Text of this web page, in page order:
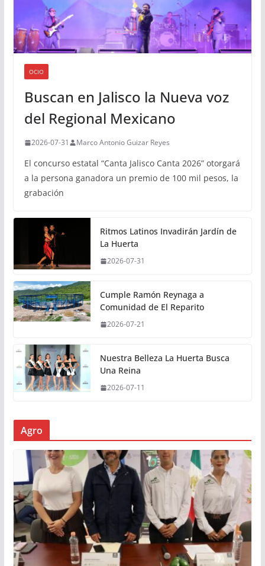
OCIO
Buscan en Jalisco la Nueva voz
del Regional Mexicano
2026-07-31 Marco Antonio Guizar Reyes
El concurso estatal “Canta Jalisco Canta 2026” otorgará
a la persona ganadora un premio de 100 mil pesos, la
grabación
Ritmos Latinos Invadirán Jardín de
La Huerta
2026-07-31
Cumple Ramón Reynaga a
Comunidad de El Reparito
2026-07-21
Nuestra Belleza La Huerta Busca
Una Reina
2026-07-11
Agro